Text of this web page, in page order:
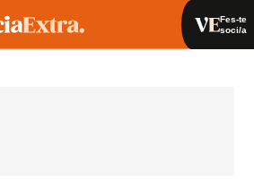
Fes-te
soci/a